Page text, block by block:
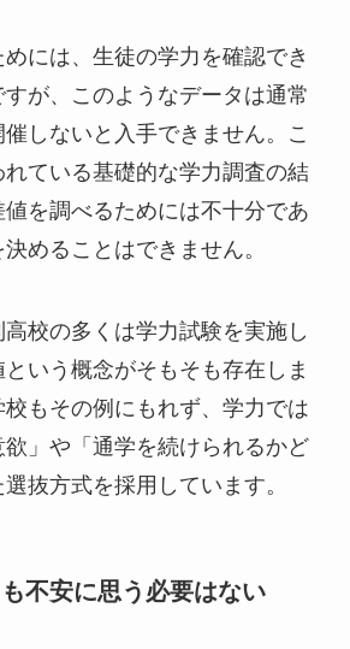
には、生徒の学力を確認でき
が、このようなデータは通常
しないと入手できません。こ
ている基礎的な学力調査の結
を調べるためには不十分であ
めることはできません。
校の多くは学力試験を実施し
いう概念がそもそも存在しま
もその例にもれず、学力では
」や「通学を続けられるかど
抜方式を採用しています。
不安に思う必要はない